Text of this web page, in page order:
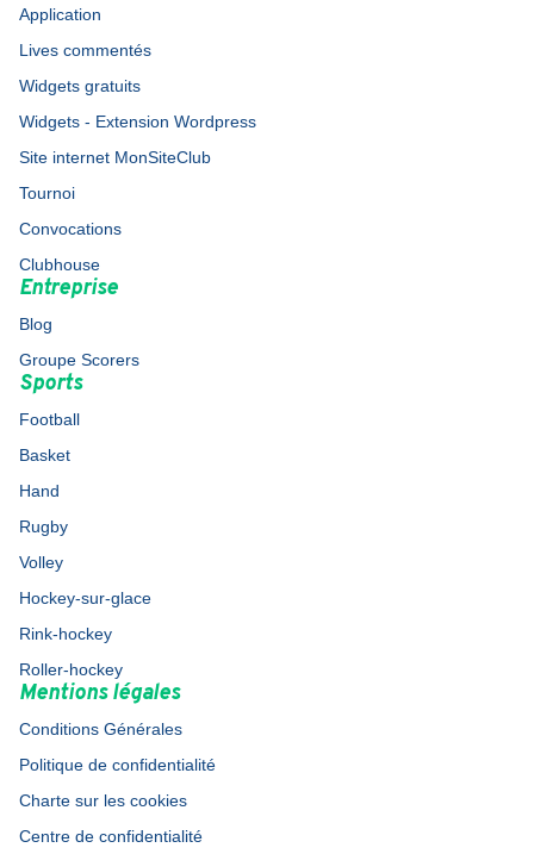
Application
Lives commentés
Widgets gratuits
Widgets - Extension Wordpress
Site internet MonSiteClub
Tournoi
Convocations
Clubhouse
Entreprise
Blog
Groupe Scorers
Sports
Football
Basket
Hand
Rugby
Volley
Hockey-sur-glace
Rink-hockey
Roller-hockey
Mentions légales
Conditions Générales
Politique de confidentialité
Charte sur les cookies
Centre de confidentialité